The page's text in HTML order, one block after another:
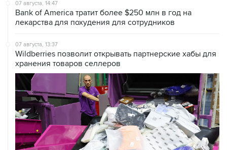
07 августа, 14:47
Bank of America тратит более $250 млн в год на
лекарства для похудения для сотрудников
07 августа, 13:37
Wildberries позволит открывать партнерские хабы для
хранения товаров селлеров